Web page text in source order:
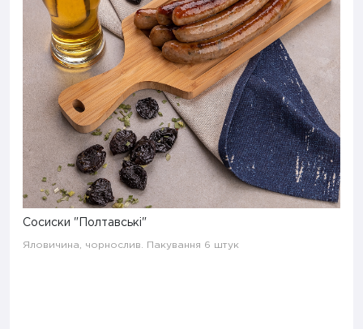
Сосиски "Полтавські"
Яловичина, чорнослив. Пакування 6 штук